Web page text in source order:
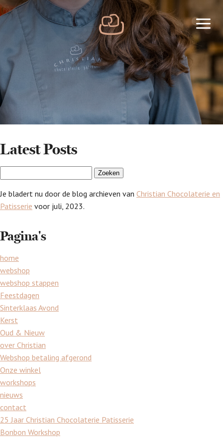
Skip
to
content
Home
Latest Posts
Je bladert nu door de blog archieven van Christian Chocolaterie en
Patisserie voor juli, 2023.
Pagina's
home
webshop
webshop stappen
Feestdagen
Sinterklaas Avond
Kerst
Oud & Nieuw
over Christian
Webshop betaling afgerond
Onze winkel
workshops
nieuws
contact
25 Jaar Christian Chocolaterie Patisserie
Bonbon Workshop